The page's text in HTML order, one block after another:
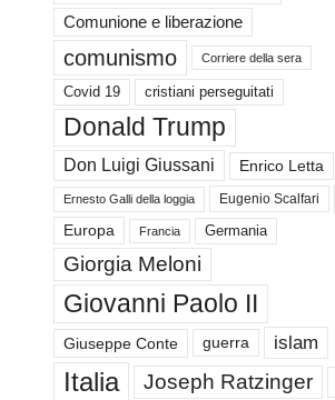
Comunione e liberazione
comunismo Corriere della sera
Covid 19 cristiani perseguitati
Donald Trump
Don Luigi Giussani Enrico Letta
Ernesto Galli della loggia Eugenio Scalfari
Europa Francia Germania
Giorgia Meloni
Giovanni Paolo II
Giuseppe Conte guerra islam
Italia Joseph Ratzinger